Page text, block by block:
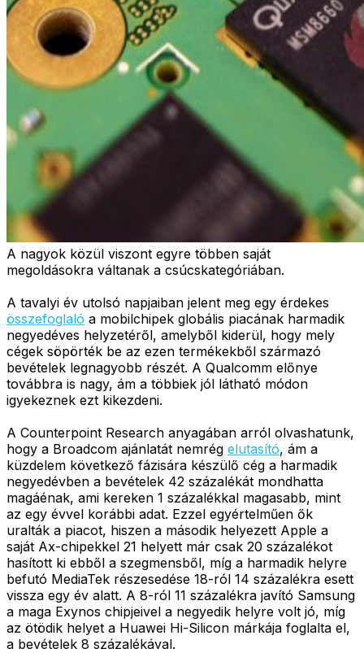
A nagyok közül viszont egyre többen saját
megoldásokra váltanak a csúcskategóriában.
A tavalyi év utolsó napjaiban jelent meg egy érdekes
összefoglaló a mobilchipek globális piacának harmadik
negyedéves helyzetéről, amelyből kiderül, hogy mely
cégek söpörték be az ezen termékekből származó
bevételek legnagyobb részét. A Qualcomm előnye
továbbra is nagy, ám a többiek jól látható módon
igyekeznek ezt kikezdeni.
A Counterpoint Research anyagában arról olvashatunk,
hogy a Broadcom ajánlatát nemrég elutasító, ám a
küzdelem következő fázisára készülő cég a harmadik
negyedévben a bevételek 42 százalékát mondhatta
magáénak, ami kereken 1 százalékkal magasabb, mint
az egy évvel korábbi adat. Ezzel egyértelműen ők
uralták a piacot, hiszen a második helyezett Apple a
saját Ax-chipekkel 21 helyett már csak 20 százalékot
hasított ki ebből a szegmensből, míg a harmadik helyre
befutó MediaTek részesedése 18-ról 14 százalékra esett
vissza egy év alatt. A 8-ról 11 százalékra javító Samsung
a maga Exynos chipjeivel a negyedik helyre volt jó, míg
az ötödik helyet a Huawei Hi-Silicon márkája foglalta el,
a bevételek 8 százalékával.